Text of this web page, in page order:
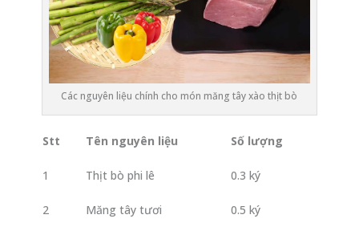
Các nguyên liệu chính cho món măng tây xào thịt bò
Stt Tên nguyên liệu Số lượng
1 Thịt bò phi lê 0.3 ký
2 Măng tây tươi 0.5 ký